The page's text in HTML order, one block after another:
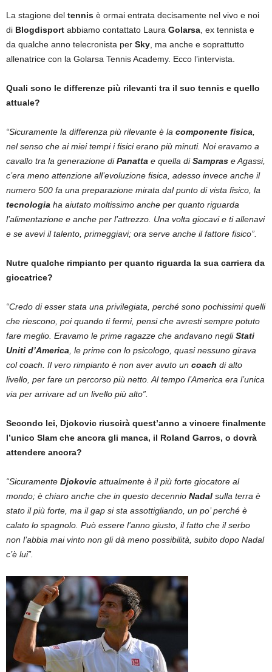
La stagione del tennis è ormai entrata decisamente nel vivo e noi
di Blogdisport abbiamo contattato Laura Golarsa , ex tennista e
da qualche anno telecronista per Sky , ma anche e soprattutto
allenatrice con la Golarsa Tennis Academy. Ecco l’intervista.
Quali sono le differenze più rilevanti tra il suo tennis e quello
attuale?
“Sicuramente la differenza più rilevante è la componente fisica
nel senso che ai miei tempi i fisici erano più minuti. Noi eravamo a
cavallo tra la generazione diPanatta e quella diSampras e Agassi,
c’era meno attenzione all’evoluzione fisica, adesso invece anche il
numero 500 fa una preparazione mirata dal punto di vista fisico, la
tecnologia ha aiutato moltissimo anche per quanto riguarda
l’alimentazione e anche per l’attrezzo. Una volta giocavi e ti allenavi
e se avevi il talento, primeggiavi; ora serve anche il fattore fisico”.
Nutre qualche rimpianto per quanto riguarda la sua carriera da
giocatrice?
“Credo di esser stata una privilegiata, perché sono pochissimi quelli
che riescono, poi quando ti fermi, pensi che avresti sempre potuto
fare meglio. Eravamo le prime ragazze che andavano negliStati
Uniti d’America , le prime con lo psicologo, quasi nessuno girava
col coach. Il vero rimpianto è non aver avuto un coach di alto
livello, per fare un percorso più netto. Al tempo l’America era l’unica
via per arrivare ad un livello più alto”.
Secondo lei, Djokovic riuscirà quest’anno a vincere finalmente
l’unico Slam che ancora gli manca, il Roland Garros, o dovrà
attendere ancora?
“Sicuramente Djokovic attualmente è il più forte giocatore al
mondo; è chiaro anche che in questo decennio Nadal sulla terra è
stato il più forte, ma il gap si sta assottigliando, un po’ perché è
calato lo spagnolo. Può essere l’anno giusto, il fatto che il serbo
non l’abbia mai vinto non gli dà meno possibilità, subito dopo Nadal
c’è lui”.